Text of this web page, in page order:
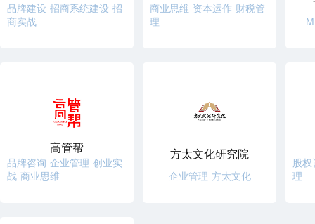
品牌建设 招商系统建设 招
商实战
商业思维 资本运作 财税管
理
高管帮
品牌咨询 企业管理 创业实
战 商业思维
方太文化研究院
企业管理 方太文化
股
理